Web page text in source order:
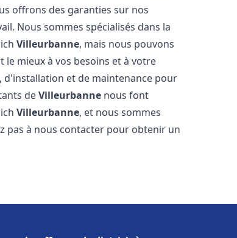
offrons des garanties sur nos
Nous sommes spécialisés dans la
Villeurbanne, mais nous pouvons
mieux à vos besoins et à votre
d'installation et de maintenance pour
deVilleurbanne nous font
Villeurbanne, et nous sommes
pas à nous contacter pour obtenir un